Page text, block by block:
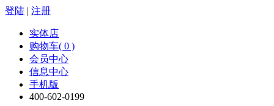
登陆 | 注册
实体店
购物车( 0 )
会员中心
信息中心
手机版
400-602-0199